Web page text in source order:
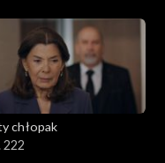
chłopak
222